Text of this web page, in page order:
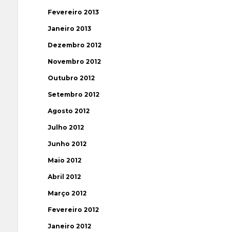
Fevereiro 2013
Janeiro 2013
Dezembro 2012
Novembro 2012
Outubro 2012
Setembro 2012
Agosto 2012
Julho 2012
Junho 2012
Maio 2012
Abril 2012
Março 2012
Fevereiro 2012
Janeiro 2012